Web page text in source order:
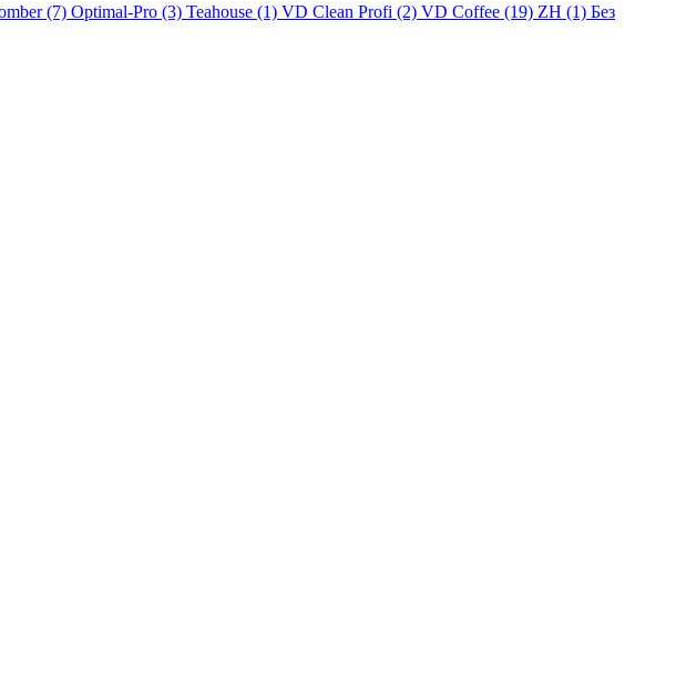
(7) Optimal-Pro (3) Teahouse (1) VD Clean Profi (2) VD Coffee (19) ZH (1) Без